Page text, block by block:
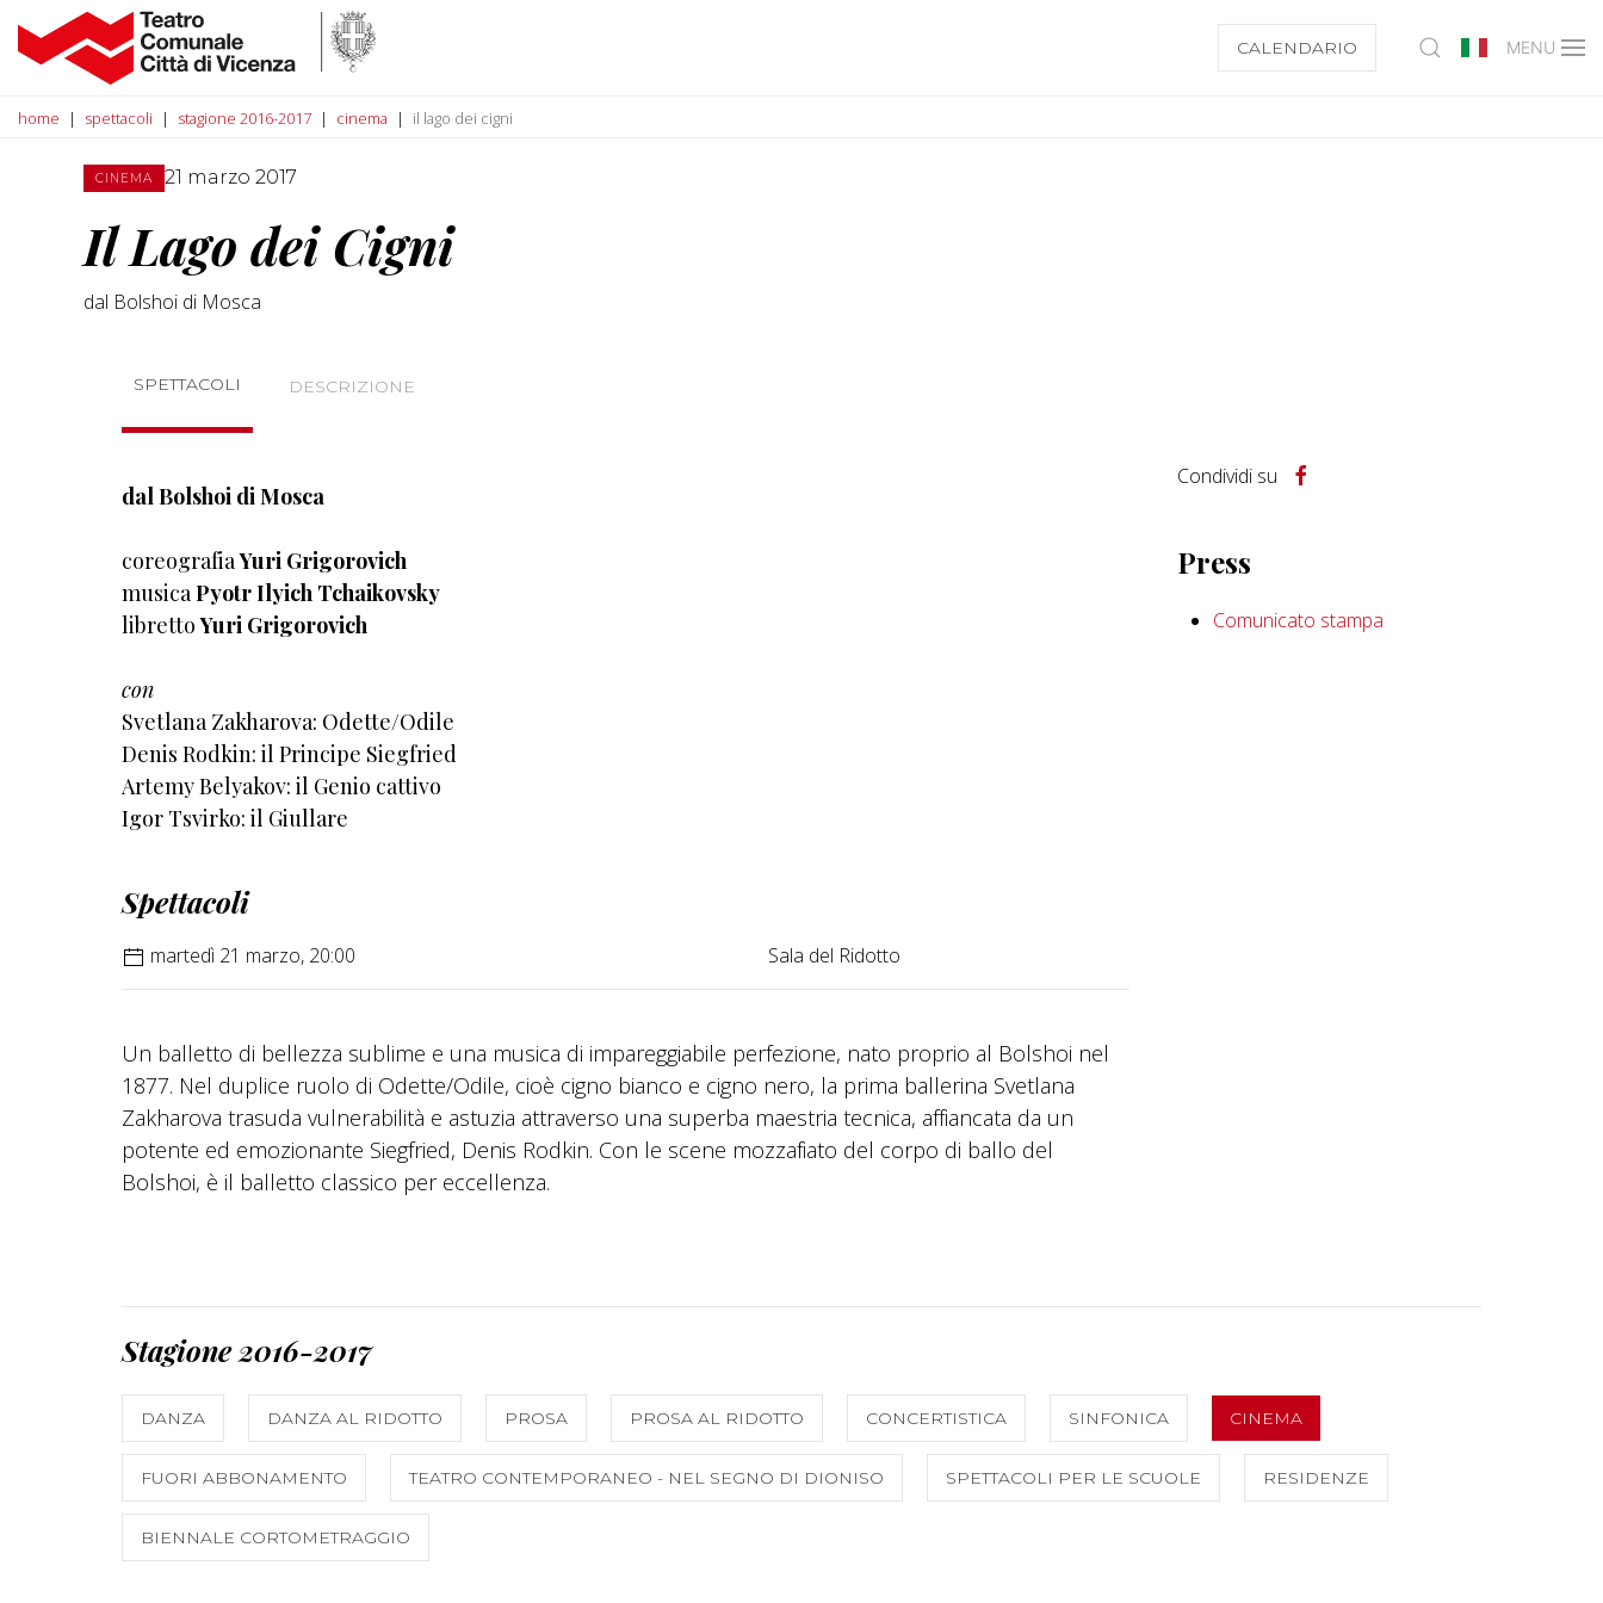
CALENDARIO MENU
home spettacoli stagione 2016-2017 cinema il lago dei cigni
CINEMA 21 marzo 2017
Il Lago dei Cigni
dal Bolshoi di Mosca
SPETTACOLI DESCRIZIONE
dal Bolshoi di Mosca
coreografiaYuri Grigorovich
musicaPyotr Ilyich Tchaikovsky
librettoYuri Grigorovich
con
Svetlana Zakharova: Odette/Odile
Denis Rodkin: il Principe Siegfried
Artemy Belyakov: il Genio cattivo
Igor Tsvirko: il Giullare
Spettacoli
martedì 21 marzo, 20:00 Sala del Ridotto
Un balletto di bellezza sublime e una musica di impareggiabile perfezione, nato proprio al Bolshoi nel
1877. Nel duplice ruolo di Odette/Odile, cioè cigno bianco e cigno nero, la prima ballerina Svetlana
Zakharova trasuda vulnerabilità e astuzia attraverso una superba maestria tecnica, affiancata da un
potente ed emozionante Siegfried, Denis Rodkin. Con le scene mozzafiato del corpo di ballo del
Bolshoi, è il balletto classico per eccellenza.
Condividi su
Press
Comunicato stampa
Stagione 2016-2017
DANZA DANZA AL RIDOTTO PROSA PROSA AL RIDOTTO CONCERTISTICA SINFONICA CINEMA
FUORI ABBONAMENTO TEATRO CONTEMPORANEO - NEL SEGNO DI DIONISO SPETTACOLI PER LE SCUOLE RESIDENZE
BIENNALE CORTOMETRAGGIO